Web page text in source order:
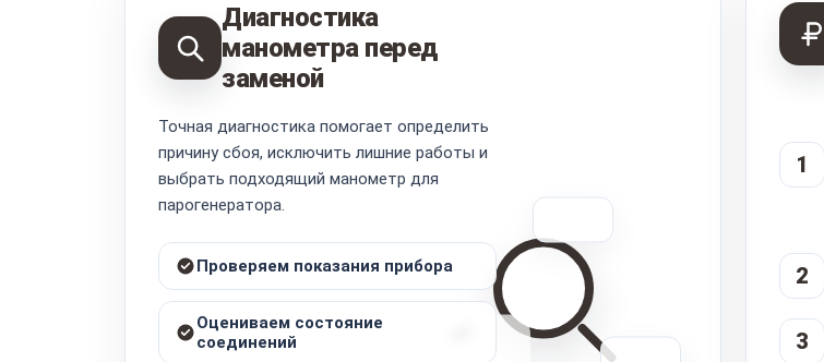
Диагностика
манометра перед
заменой
Точная диагностика помогает определить
причину сбоя, исключить лишние работы и
выбрать подходящий манометр для
парогенератора.
Проверяем показания прибора
Оцениваем состояние
соединений
1
2
3